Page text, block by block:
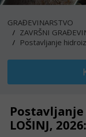
GRAĐEVINARSTVO
ZAVRŠNI
Postavljanje
LOŠINJ,